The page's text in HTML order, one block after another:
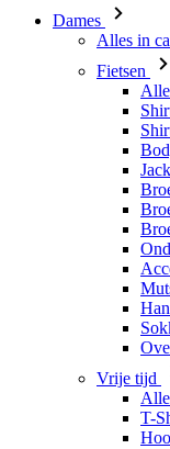
Dames
Alles in
Fietsen
Vrije tijd
T-